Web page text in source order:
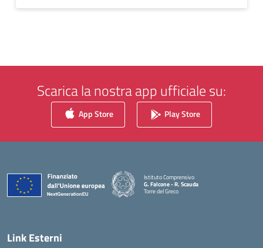
Scarica la nostra app ufficiale su:
App Store Play Store
Istituto Comprensivo
G. Falcone - R. Scauda
Torre del Greco
Link Esterni